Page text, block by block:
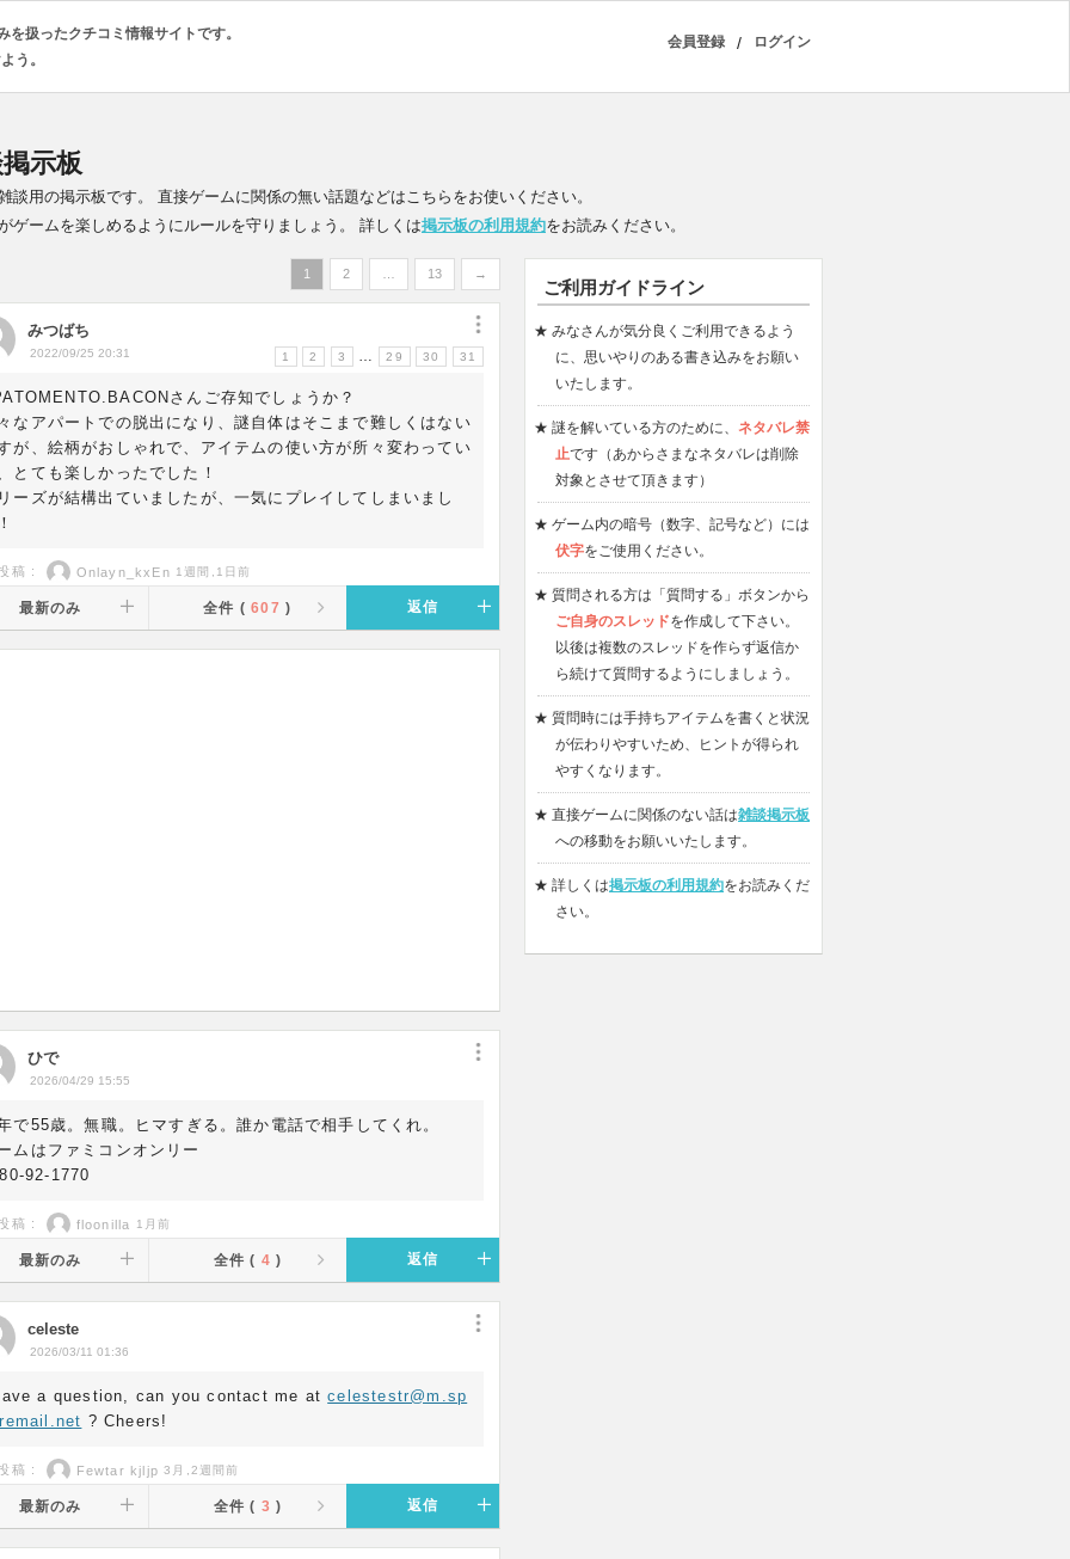
を扱ったクチコミ情報サイトです。
う。
ログイン
/
会員登録
示板
談用の掲示板です。 直接ゲームに関係の無い話題などはこちらをお使いください。
ゲームを楽しめるようにルールを守りましょう。 詳しくは掲示板の利用規約をお読みください。
1 2 13 →
みつばち
2022/09/25 20:31
さんご存知でしょうか？
なアパートでの脱出になり、謎自体はそこまで難しくはない
が、絵柄がおしゃれで、アイテムの使い方が所々変わってい
とても楽しかったでした！
ーズが結構出ていましたが、一気にプレイしてしまいまし
1 2 3 … 29 30 31
稿 : Onlayn_kxEn 1週間,1日前
最新のみ 全件 (607 ) 返信
ひで
2026/04/29 15:55
で55歳。無職。ヒマすぎる。誰か電話で相手してくれ。
ムはファミコンオンリー
92-1770
稿 : floonilla 1月前
最新のみ 全件 ( 4 ) 返信
celeste
2026/03/11 01:36
a question, can you contact me atcelestestr@m.sp
? Cheers!
稿 : Fewtar kjljp 3月,2週間前
最新のみ 全件 ( 3 ) 返信
ご利用ガイドライン
★ みなさんが気分良くご利用できるよう
に、思いやりのある書き込みをお願い
いたします。
★ 謎を解いている方のために、 ネタバレ禁
止です（あからさまなネタバレは削除
対象とさせて頂きます）
★ ゲーム内の暗号（数字、記号など）には
伏字をご使用ください。
★ 質問される方は「質問する」ボタンから
ご自身のスレッドを作成して下さい。
以後は複数のスレッドを作らず返信か
ら続けて質問するようにしましょう。
★ 質問時には手持ちアイテムを書くと状況
が伝わりやすいため、ヒントが得られ
やすくなります。
★ 直接ゲームに関係のない話は雑談掲示板
への移動をお願いいたします。
★ 詳しくは掲示板の利用規約をお読みくだ
さい。